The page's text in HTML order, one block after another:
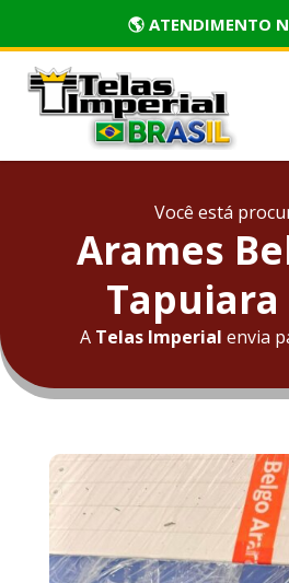
🏅 PRODUTOS
Você está
Arames
Tapuiara
A Telas Imperial envia